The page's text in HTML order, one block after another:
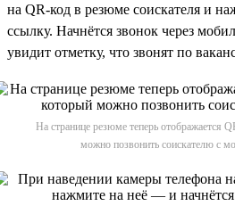
на QR-код в резюме соискателя и
ссылку. Начнётся звонок через
увидит отметку, что звонят по
На странице резюме теперь отображается
можно позвонить соискателю с